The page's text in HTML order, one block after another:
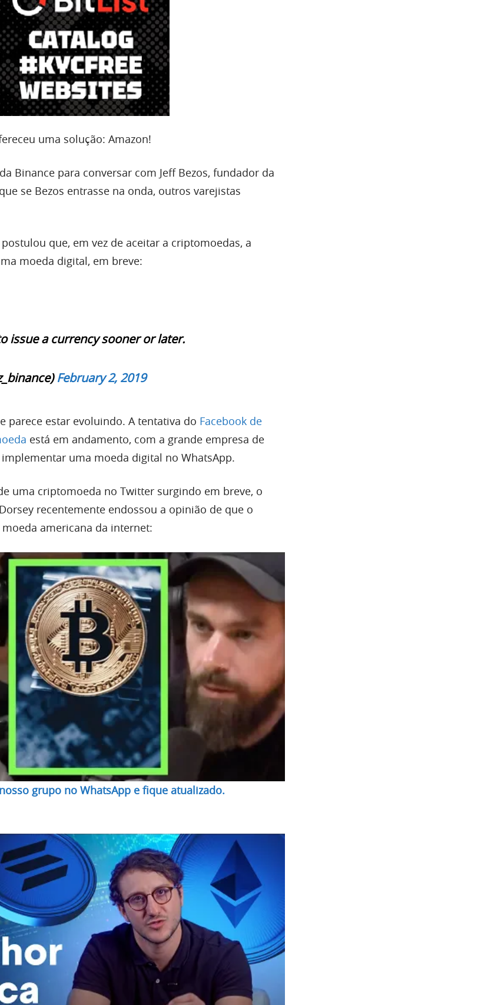
uma solução: Amazon!
Binance para conversar com Jeff Bezos, fundador da
se Bezos entrasse na onda, outros varejistas
que, em vez de aceitar a criptomoedas, a
moeda digital, em breve:
issue a currency sooner or later.
February 2, 2019
parece estar evoluindo. A tentativa do Facebook de
está em andamento, com a grande empresa de
uma moeda digital no WhatsApp.
uma criptomoeda no Twitter surgindo em breve, o
recentemente endossou a opinião de que o
americana da internet:
grupo no WhatsApp e fique atualizado.